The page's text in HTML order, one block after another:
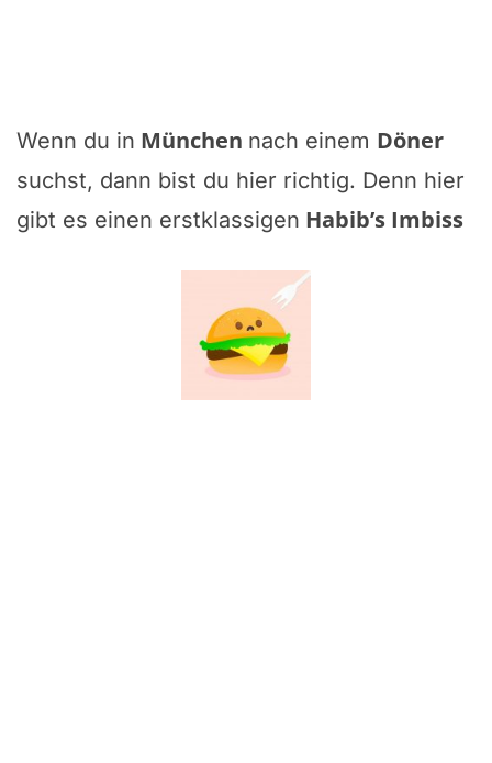
Wenn du in München nach einem Döner
suchst, dann bist du hier richtig. Denn hier
gibt es einen erstklassigen Habib’s Imbiss